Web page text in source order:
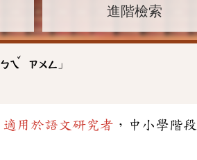
進階檢索
ㄅㄟ
ˇ
ㄗㄨㄥ 」
適用於語文研究者 ，中小學階